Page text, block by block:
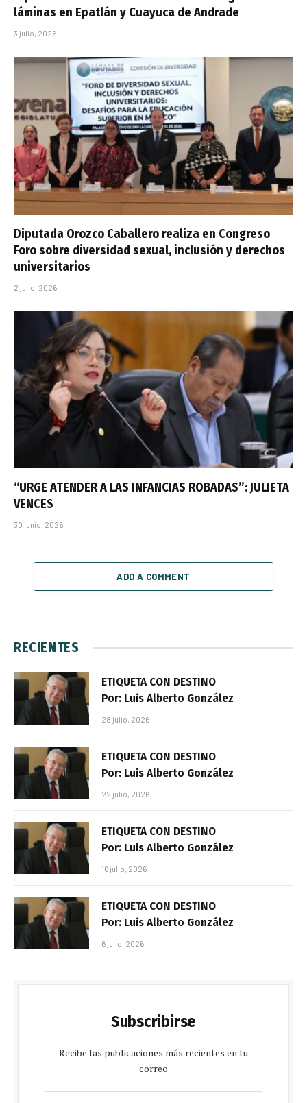
láminas en Epatlán y Cuayuca de Andrade
3 julio, 2026
Diputada Orozco Caballero realiza en Congreso
Foro sobre diversidad sexual, inclusión y derechos
universitarios
2 julio, 2026
“URGE ATENDER A LAS INFANCIAS ROBADAS”: JULIETA
VENCES
30 junio, 2026
ADD A COMMENT
RECIENTES
ETIQUETA CON DESTINO
Por: Luis Alberto González
28 julio, 2026
ETIQUETA CON DESTINO
Por: Luis Alberto González
22 julio, 2026
ETIQUETA CON DESTINO
Por: Luis Alberto González
16 julio, 2026
ETIQUETA CON DESTINO
Por: Luis Alberto González
6 julio, 2026
Subscribirse
Recibe las publicaciones más recientes en tu
correo